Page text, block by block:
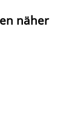
näher